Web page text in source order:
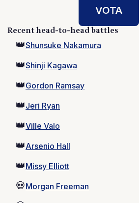
VOTA
Recent head-to-head battles
👑Shunsuke Nakamura
👑Shinji Kagawa
👑Gordon Ramsay
👑Jeri Ryan
👑Ville Valo
👑Arsenio Hall
👑Missy Elliott
💀Morgan Freeman